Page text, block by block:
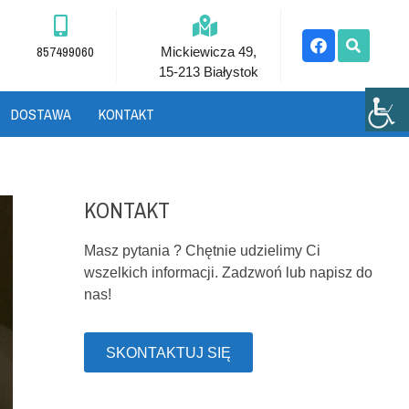
857499060
Mickiewicza 49,
15-213 Białystok
DOSTAWA KONTAKT
KONTAKT
Masz pytania ? Chętnie udzielimy Ci
wszelkich informacji. Zadzwoń lub napisz do
nas!
SKONTAKTUJ SIĘ